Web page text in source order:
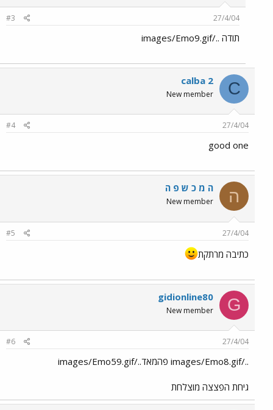
27/4/04
#3
תודה ../images/Emo9.gif
C
calba 2
New member
27/4/04
#4
good one
ה ה מ כ ש פ ה
New member
27/4/04
#5
כתיבה מרתקת
G
gidionline80
New member
27/4/04
#6
../images/Emo8.gif פהמאד../images/Emo59.gif
גיחת הפצצה מוצלחת